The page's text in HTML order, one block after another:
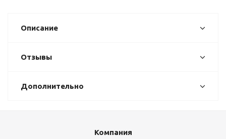
Описание
Отзывы
Дополнительно
Компания